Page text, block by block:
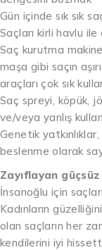
Gün içinde sık sık
Saçları kirli havlu
Saç kurutma
maşa gibi saçın
araçları çok sık
Saç spreyi, köpük,
ve/veya yanlış
Genetik
beslenme olarak
Zayıflayan
İnsanoğlu için
Kadınların
olan saçların her
kendilerini iyi